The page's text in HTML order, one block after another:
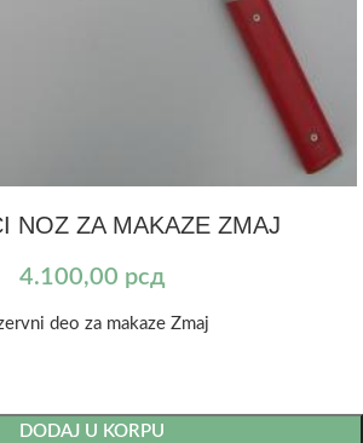
NOZ ZA MAKAZE ZMAJ
4.100,00 рсд
deo za makaze Zmaj
DODAJ U KORPU